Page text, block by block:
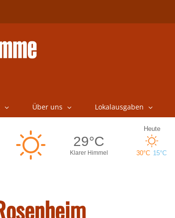
Über uns Lokalausgaben